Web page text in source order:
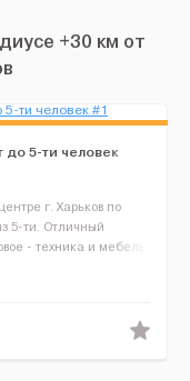
+30 км от
до 5-ти человек
г. Харьков по
5-ти. Отличный
- техника и мебель.